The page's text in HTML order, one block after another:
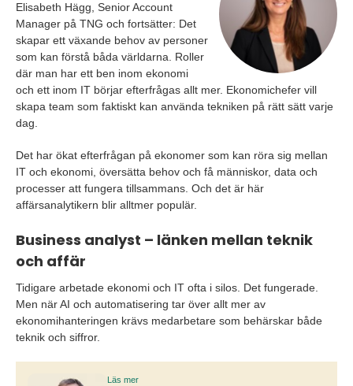
Elisabeth Hägg, Senior Account
Manager på TNG och fortsätter: Det
skapar ett växande behov av personer
som kan förstå båda världarna. Roller
där man har ett ben inom ekonomi
och ett inom IT börjar efterfrågas allt mer. Ekonomichefer vill
skapa team som faktiskt kan använda tekniken på rätt sätt varje
dag.
Det har ökat efterfrågan på ekonomer som kan röra sig mellan
IT och ekonomi, översätta behov och få människor, data och
processer att fungera tillsammans. Och det är här
affärsanalytikern blir alltmer populär.
Business analyst – länken mellan teknik
och affär
Tidigare arbetade ekonomi och IT ofta i silos. Det fungerade.
Men när AI och automatisering tar över allt mer av
ekonomihanteringen krävs medarbetare som behärskar både
teknik och siffror.
Läs mer